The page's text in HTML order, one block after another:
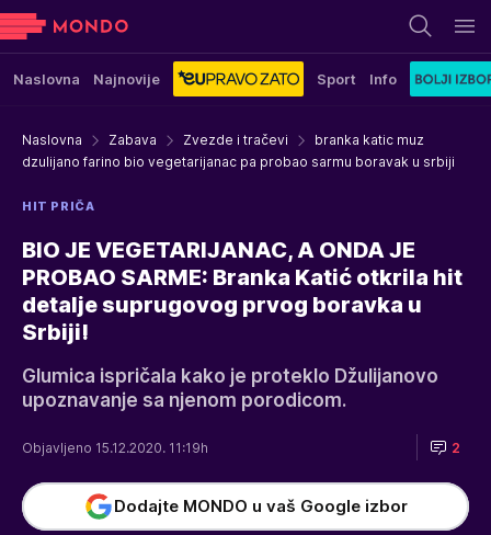
Naslovna Najnovije Sport Info
Naslovna Zabava Zvezde i tračevi
branka katic muz
dzulijano farino bio vegetarijanac pa probao sarmu boravak u srbiji
HIT PRIČA
BIO JE VEGETARIJANAC, A ONDA JE
PROBAO SARME: Branka Katić otkrila hit
detalje suprugovog prvog boravka u
Srbiji!
Glumica ispričala kako je proteklo Džulijanovo
upoznavanje sa njenom porodicom.
Objavljeno 15.12.2020. 11:19h 2
Dodajte MONDO u vaš Google izbor